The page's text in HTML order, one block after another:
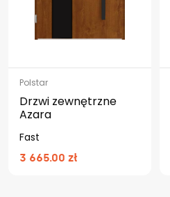
Polstar
Drzwi zewnętrzne
Azara
Fast
3 665.00 zł